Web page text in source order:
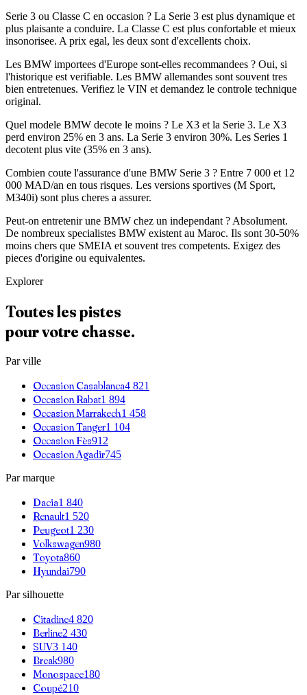
Serie 3 ou Classe C en occasion ? La Serie 3 est plus dynamique et
plus plaisante a conduire. La Classe C est plus confortable et mieux
insonorisee. A prix egal, les deux sont d'excellents choix.
Les BMW importees d'Europe sont-elles recommandees ? Oui, si
l'historique est verifiable. Les BMW allemandes sont souvent tres
bien entretenues. Verifiez le VIN et demandez le controle technique
original.
Quel modele BMW decote le moins ? Le X3 et la Serie 3. Le X3
perd environ 25% en 3 ans. La Serie 3 environ 30%. Les Series 1
decotent plus vite (35% en 3 ans).
Combien coute l'assurance d'une BMW Serie 3 ? Entre 7 000 et 12
000 MAD/an en tous risques. Les versions sportives (M Sport,
M340i) sont plus cheres a assurer.
Peut-on entretenir une BMW chez un independant ? Absolument.
De nombreux specialistes BMW existent au Maroc. Ils sont 30-50%
moins chers que SMEIA et souvent tres competents. Exigez des
pieces d'origine ou equivalentes.
Explorer
Toutes les pistes
pour votre chasse.
Par ville
Occasion Casablanca4 821
Occasion Rabat1 894
Occasion Marrakech1 458
OccasionTanger1 104
Occasion Fès912
Occasion Agadir745
Par marque
Dacia1 840
Renault1 520
Peugeot1 230
Volkswagen980
Toyota860
Hyundai790
Par silhouette
Citadine4 820
Berline2 430
SUV3 140
Break980
Monospace180
Coupé210